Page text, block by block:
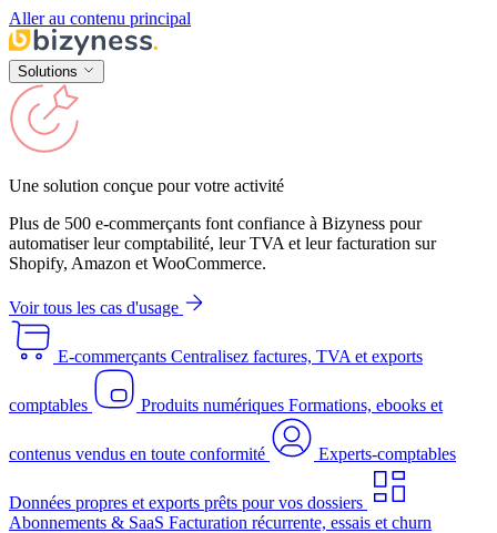
Aller au contenu principal
Solutions
Une solution conçue pour votre activité
Plus de 500 e-commerçants font confiance à Bizyness pour
automatiser leur comptabilité, leur TVA et leur facturation sur
Shopify, Amazon et WooCommerce.
Voir tous les cas d'usage
E-commerçants Centralisez factures, TVA et exports
comptables Produits numériques Formations, ebooks et
contenus vendus en toute conformité Experts-comptables
Données propres et exports prêts pour vos dossiers
Abonnements & SaaS Facturation récurrente, essais et churn